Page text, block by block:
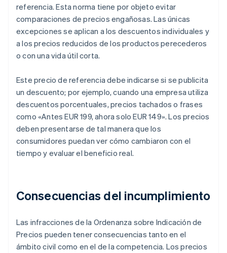
referencia. Esta norma tiene por objeto evitar
comparaciones de precios engañosas. Las únicas
excepciones se aplican a los descuentos individuales y
a los precios reducidos de los productos perecederos
o con una vida útil corta.
Este precio de referencia debe indicarse si se publicita
un descuento; por ejemplo, cuando una empresa utiliza
descuentos porcentuales, precios tachados o frases
como «Antes EUR 199, ahora solo EUR 149». Los precios
deben presentarse de tal manera que los
consumidores puedan ver cómo cambiaron con el
tiempo y evaluar el beneficio real.
Consecuencias del incumplimiento
Las infracciones de la Ordenanza sobre Indicación de
Precios pueden tener consecuencias tanto en el
ámbito civil como en el de la competencia. Los precios